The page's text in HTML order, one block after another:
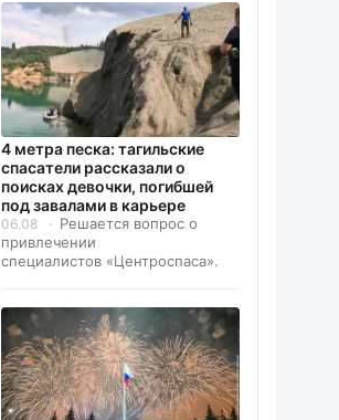
4 метра песка: тагильские
спасатели рассказали о
поисках девочки, погибшей
под завалами в карьере
06.08
Решается вопрос о
привлечении
специалистов «Центроспаса».